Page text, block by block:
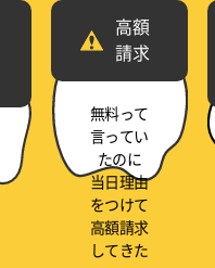
高額
請求
無料って
言ってい
たのに
当日理由
をつけて
高額請求
してきた